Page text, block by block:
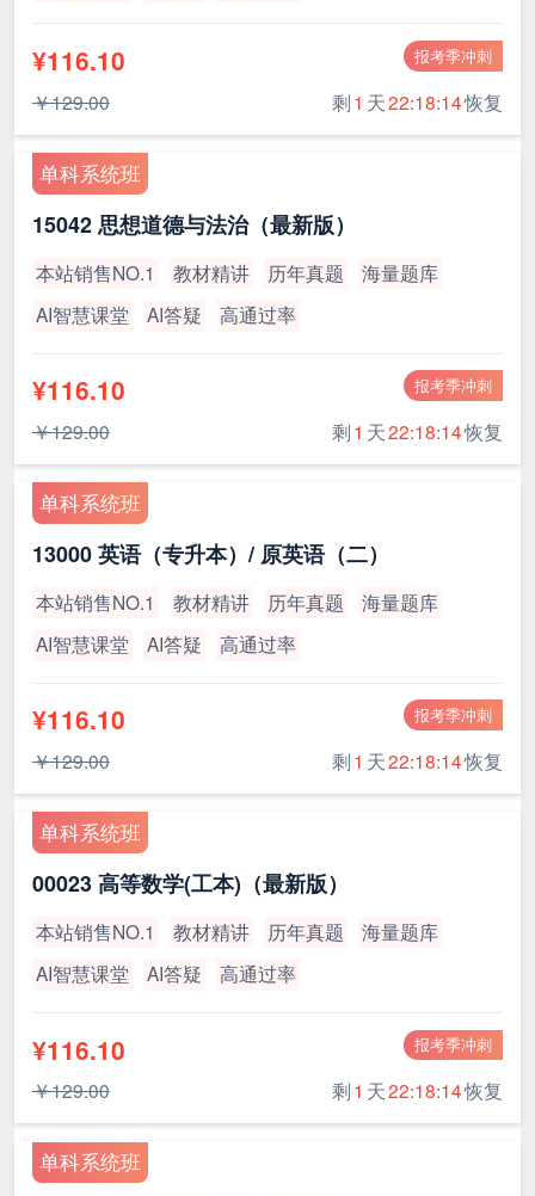
报考季冲刺
¥116.10
￥129.00 剩1 天22:18:13恢复
单科系统班
15042 思想道德与法治（最新版）
本站销售NO.1 教材精讲 历年真题
海量题库
AI智慧课堂
AI答疑 高通过率
报考季冲刺
¥116.10
￥129.00 剩1 天22:18:13恢复
单科系统班
13000 英语（专升本）/ 原英语（二）
本站销售NO.1 教材精讲 历年真题
海量题库
AI智慧课堂
AI答疑 高通过率
报考季冲刺
¥116.10
￥129.00 剩1 天22:18:13恢复
单科系统班
00023 高等数学(工本)（最新版）
本站销售NO.1 教材精讲 历年真题
海量题库
AI智慧课堂
AI答疑 高通过率
报考季冲刺
¥116.10
￥129.00 剩1 天22:18:13恢复
单科系统班